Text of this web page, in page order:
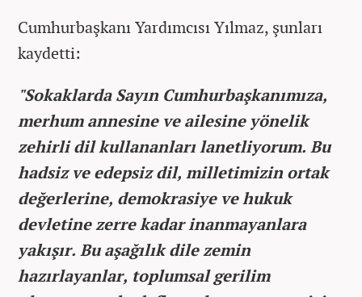
Cumhurbaşkanı Yardımcısı Yılmaz, şunları
kaydetti:
"Sokaklarda Sayın Cumhurbaşkanımıza,
merhum annesine ve ailesine yönelik
zehirli dil kullananları lanetliyorum. Bu
hadsiz ve edepsiz dil, milletimizin ortak
değerlerine, demokrasiye ve hukuk
devletine zerre kadar inanmayanlara
yakışır. Bu aşağılık dile zemin
hazırlayanlar, toplumsal gerilim